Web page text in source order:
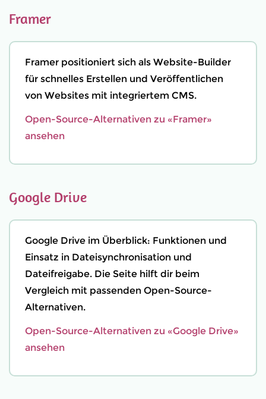
Framer
Framer positioniert sich als Website-Builder
für schnelles Erstellen und Veröffentlichen
von Websites mit integriertem CMS.
Open-Source-Alternativen zu «Framer»
ansehen
Google Drive
Google Drive im Überblick: Funktionen und
Einsatz in Dateisynchronisation und
Dateifreigabe. Die Seite hilft dir beim
Vergleich mit passenden Open-Source-
Alternativen.
Open-Source-Alternativen zu «Google Drive»
ansehen